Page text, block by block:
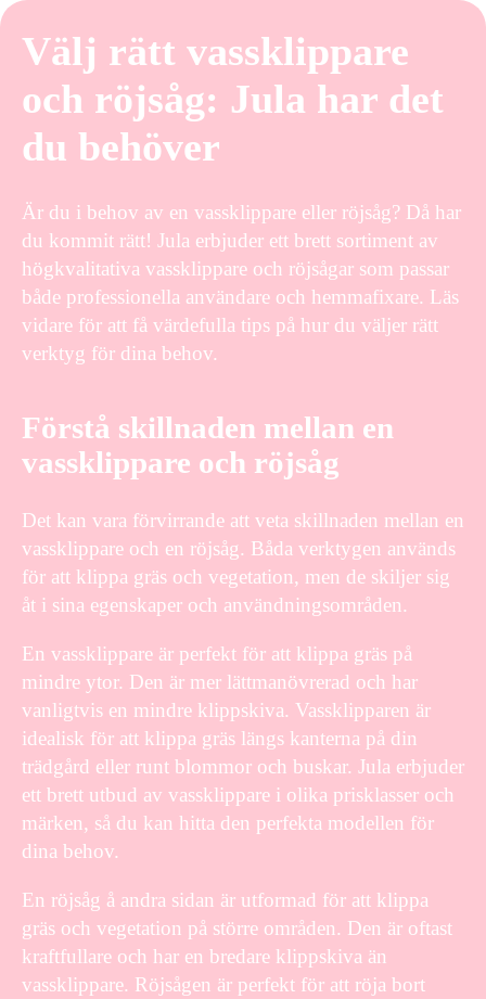
Välj rätt vassklippare
och röjsåg: Jula har det
du behöver
Är du i behov av en vassklippare eller röjsåg? Då har
du kommit rätt! Jula erbjuder ett brett sortiment av
högkvalitativa vassklippare och röjsågar som passar
både professionella användare och hemmafixare. Läs
vidare för att få värdefulla tips på hur du väljer rätt
verktyg för dina behov.
Förstå skillnaden mellan en
vassklippare och röjsåg
Det kan vara förvirrande att veta skillnaden mellan en
vassklippare och en röjsåg. Båda verktygen används
för att klippa gräs och vegetation, men de skiljer sig
åt i sina egenskaper och användningsområden.
En vassklippare är perfekt för att klippa gräs på
mindre ytor. Den är mer lättmanövrerad och har
vanligtvis en mindre klippskiva. Vassklipparen är
idealisk för att klippa gräs längs kanterna på din
trädgård eller runt blommor och buskar. Jula erbjuder
ett brett utbud av vassklippare i olika prisklasser och
märken, så du kan hitta den perfekta modellen för
dina behov.
En röjsåg å andra sidan är utformad för att klippa
gräs och vegetation på större områden. Den är oftast
kraftfullare och har en bredare klippskiva än
vassklippare. Röjsågen är perfekt för att röja bort